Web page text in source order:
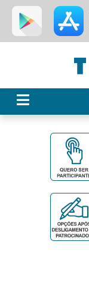
Ir para menu principal
Ir para conteúdo
Ir para busca